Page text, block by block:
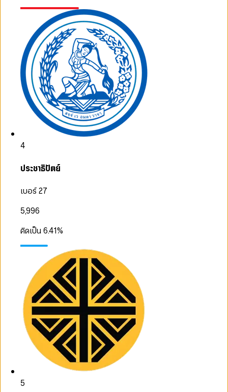
4
ประชาธิปัตย์
เบอร์ 27
5,996
คิดเป็น6.41%
5